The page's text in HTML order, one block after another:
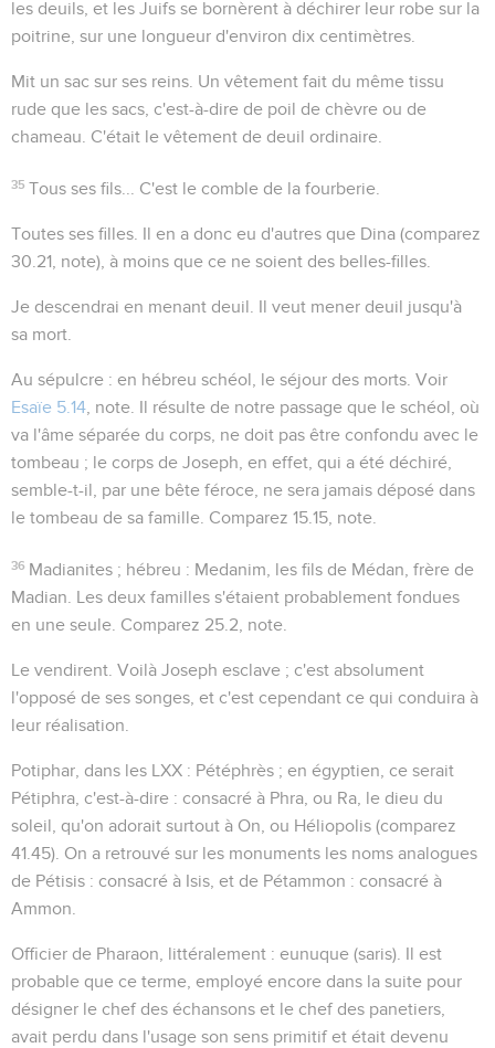
les deuils, et les Juifs se bornèrent à déchirer leur robe sur la
poitrine, sur une longueur d'environ dix centimètres.
Mit un sac sur ses reins . Un vêtement fait du même tissu
rude que les sacs, c'est-à-dire de poil de chèvre ou de
chameau. C'était le vêtement de deuil ordinaire.
35 Tous ses fils... C'est le comble de la fourberie.
Toutes ses filles . Il en a donc eu d'autres que Dina (comparez
30.21 , note), à moins que ce ne soient des belles-filles.
Je descendrai en menant deuil . Il veut mener deuil jusqu'à
sa mort.
Au sépulcre : en hébreu schéol , le séjour des morts. Voir
Esaïe 5.14 , note. Il résulte de notre passage que le schéol, où
va l'âme séparée du corps, ne doit pas être confondu avec le
tombeau ; le corps de Joseph, en effet, qui a été déchiré,
semble-t-il, par une bête féroce, ne sera jamais déposé dans
le tombeau de sa famille. Comparez 15.15 , note.
36 Madianites ; hébreu : Medanim , les fils de Médan , frère de
Madian. Les deux familles s'étaient probablement fondues
en une seule. Comparez 25.2 , note.
Le vendirent . Voilà Joseph esclave ; c'est absolument
l'opposé de ses songes, et c'est cependant ce qui conduira à
leur réalisation.
Potiphar , dans les LXX : Pétéphrès ; en égyptien, ce serait
Pétiphra , c'est-à-dire : consacré à Phra, ou Ra, le dieu du
soleil, qu'on adorait surtout à On, ou Héliopolis (comparez
41.45). On a retrouvé sur les monuments les noms analogues
de Pétisis : consacré à Isis, et de Pétammon : consacré à
Ammon.
Officier de Pharaon , littéralement : eunuque (saris). Il est
probable que ce terme, employé encore dans la suite pour
désigner le chef des échansons et le chef des panetiers,
avait perdu dans l'usage son sens primitif et était devenu